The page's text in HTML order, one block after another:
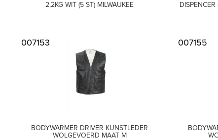
2,2KG WIT (5 ST) MILWAUKEE
007153
BODYWARMER DRIVER KUNSTLEDER
WOLGEVOERD MAAT M
007155